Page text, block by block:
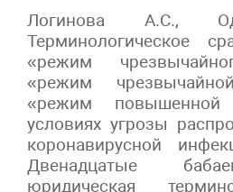
Логинова А.С.,
Терминологическое
«режим
«режим
«режим повышенной
условиях угрозы
коронавирусной
Двенадцатые
юридическая